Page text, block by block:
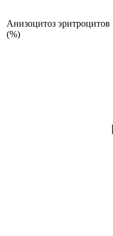
Анизоцитоз эритроцитов
(%)